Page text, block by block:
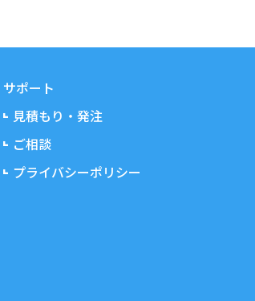
サポート
見積もり・発注
ご相談
プライバシーポリシー